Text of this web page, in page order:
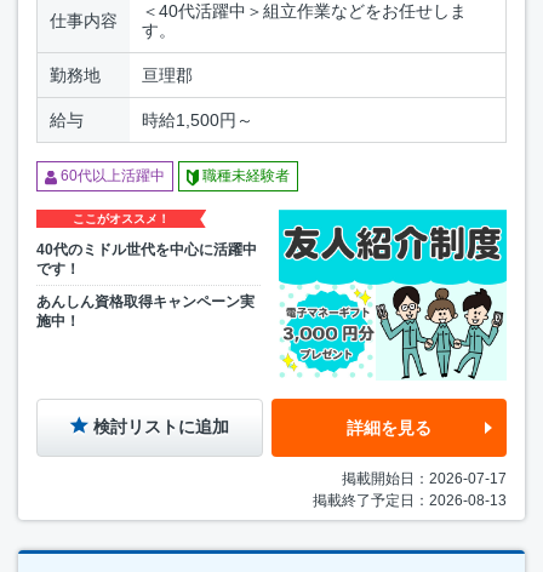
仕事内容
＜40代活躍中＞組立作業などをお任せしま
す。
勤務地 亘理郡
給与 時給1,500円～
60代以上活躍中 職種未経験者
ここがオススメ！
40代のミドル世代を中心に活躍中
です！
あんしん資格取得キャンペーン実
施中！
検討リストに追加 詳細を見る
掲載開始日：2026-07-17
掲載終了予定日：2026-08-13